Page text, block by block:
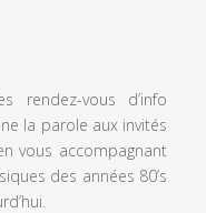
rendez-vous d’info
la parole aux invités
vous accompagnant
des années 80’s